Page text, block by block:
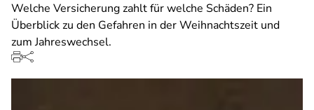
Welche Versicherung zahlt für welche Schäden? Ein
Überblick zu den Gefahren in der Weihnachtszeit und
zum Jahreswechsel.